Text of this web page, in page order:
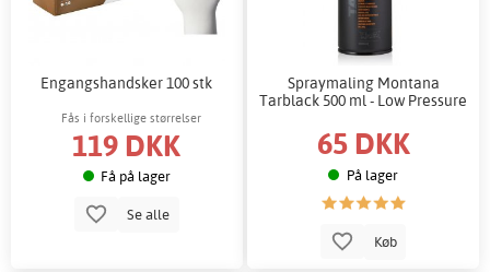
Engangshandsker 100 stk
Fås i forskellige størrelser
119 DKK
Få på lager
Se alle
Spraymaling Montana
Tarblack 500 ml - Low Pressure
65 DKK
På lager
Køb